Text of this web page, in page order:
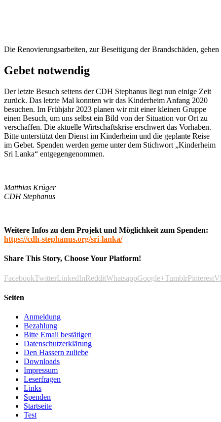
Die Renovierungsarbeiten, zur Beseitigung der Brandschäden,
Gebet notwendig
Der letzte Besuch seitens der CDH Stephanus liegt nun einige Zeit
zurück. Das letzte Mal konnten wir das Kinderheim Anfang 2020
besuchen. Im Frühjahr 2023 planen wir mit einer kleinen Gruppe
einen Besuch, um uns selbst ein Bild von der Situation vor Ort zu
verschaffen. Die aktuelle Wirtschaftskrise erschwert das Vorhaben.
Bitte unterstützt den Dienst im Kinderheim und die geplante Reise
im Gebet. Spenden werden gerne unter dem Stichwort „Kinderheim
Sri Lanka“ entgegengenommen.
Matthias Krüger
CDH Stephanus
Weitere Infos zu dem Projekt und Möglichkeit zum Spenden:
https://cdh-stephanus.org/sri-lanka/
Share This Story, Choose Your Platform!
FacebookTwitterLinkedInRedditWhatsappGoogle+TumblrPinterest
Seiten
Anmeldung
Bezahlung
Bitte Email bestätigen
Datenschutzerklärung
Den Hassern zuliebe
Downloads
Impressum
Leserfragen
Links
Spenden
Startseite
Test